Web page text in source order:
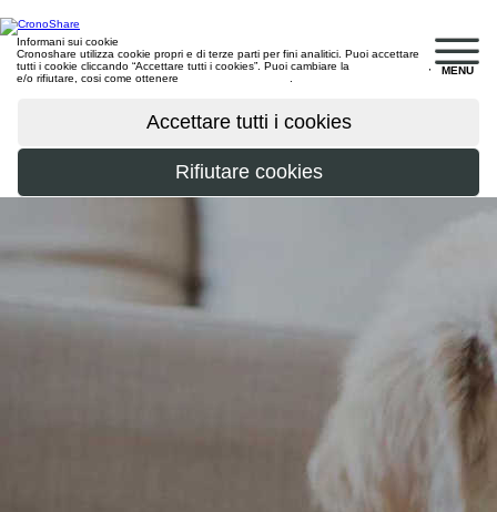
MENU
Informani sui cookie
Cronoshare utilizza cookie propri e di terze parti per fini analitici. Puoi accettare
tutti i cookie cliccando “Accettare tutti i cookies”. Puoi cambiare la
e/o rifiutare, cosi come ottenere